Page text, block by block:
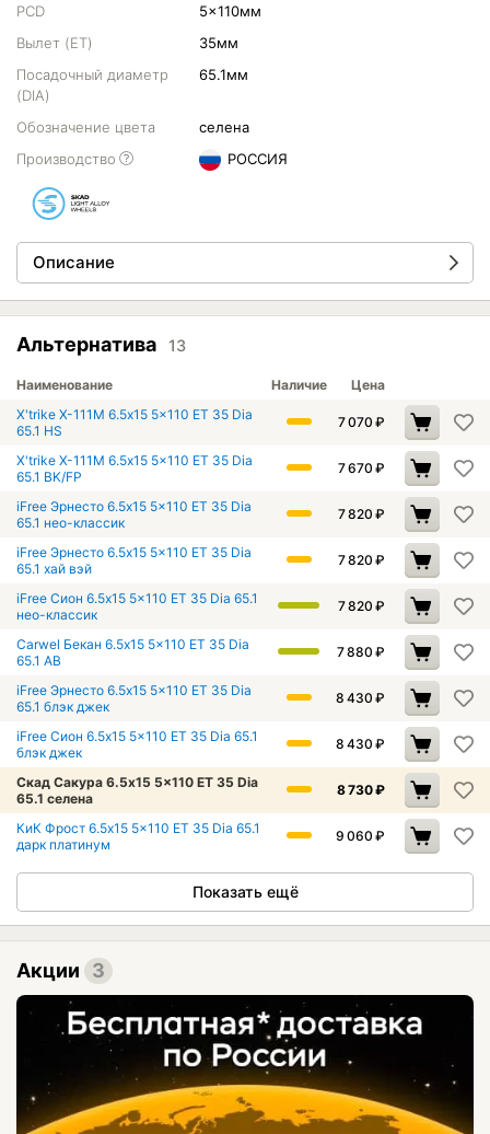
PCD
5x110мм
Вылет (ET)
35мм
Посадочный диаметр
(DIA)
65.1мм
Обозначение цвета
селена
Производство
РОССИЯ
Описание
Альтернатива 13
Наименование Наличие
Цена
X'trike X-111М 6.5x15 5x110 ET 35 Dia
65.1 HS
7 070 ₽
X'trike X-111М 6.5x15 5x110 ET 35 Dia
65.1 BK/FP
7 670 ₽
iFree Эрнесто 6.5x15 5x110 ET 35 Dia
65.1 нео-классик
7 820 ₽
iFree Эрнесто 6.5x15 5x110 ET 35 Dia
65.1 хай вэй
7 820 ₽
iFree Сион 6.5x15 5x110 ET 35 Dia 65.1
нео-классик
7 820 ₽
Carwel Бекан 6.5x15 5x110 ET 35 Dia
65.1 AB
7 880 ₽
iFree Эрнесто 6.5x15 5x110 ET 35 Dia
65.1 блэк джек
8 430 ₽
iFree Сион 6.5x15 5x110 ET 35 Dia 65.1
блэк джек
8 430 ₽
Скад Сакура 6.5x15 5x110 ET 35 Dia
65.1 селена
8 730₽
КиК Фрост 6.5x15 5x110 ET 35 Dia 65.1
дарк платинум
9 060 ₽
Показать ещё
Акции 3